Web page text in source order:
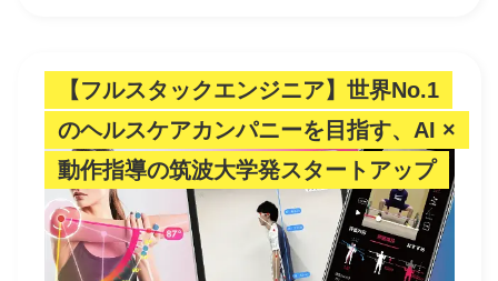
【フルスタックエンジニア】世界No.1
のヘルスケアカンパニーを目指す、AI ×
動作指導の筑波大学発スタートアップ